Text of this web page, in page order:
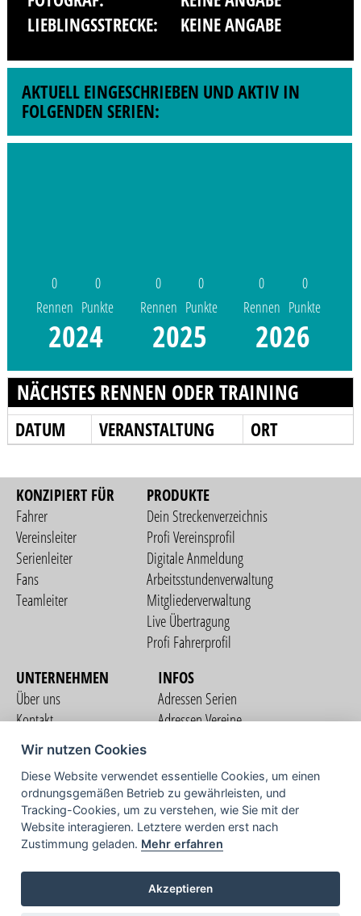
LIEBLINGSSTRECKE:
KEINE ANGABE
AKTUELL EINGESCHRIEBEN UND AKTIV IN
FOLGENDEN SERIEN:
0
Rennen
0
Punkte
2024
0
Rennen
0
Punkte
2025
0
Rennen
0
Punkte
2026
NÄCHSTES RENNEN ODER TRAINING
DATUM VERANSTALTUNG ORT
KONZIPIERT FÜR
Fahrer
Vereinsleiter
Serienleiter
Fans
Teamleiter
PRODUKTE
Dein Streckenverzeichnis
Profi Vereinsprofil
Digitale Anmeldung
Arbeitsstundenverwaltung
Mitgliederverwaltung
Live Übertragung
Profi Fahrerprofil
UNTERNEHMEN
Über uns
Kontakt
Nutzungsbedingungen
Datenschutzerklärung
Impressum
INFOS
Adressen Serien
Adressen Vereine
COMMUNITY
TV
Wir nutzen Cookies
Diese Website verwendet essentielle Cookies, um einen
ordnungsgemäßen Betrieb zu gewährleisten, und
Tracking-Cookies, um zu verstehen, wie Sie mit der
Website interagieren. Letztere werden erst nach
Zustimmung geladen. Mehr erfahren
Akzeptieren